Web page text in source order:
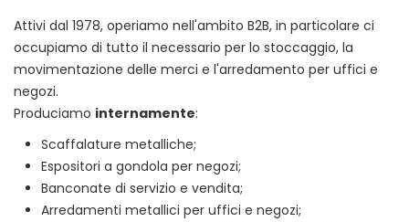
Attivi dal 1978, operiamo nell'ambito B2B, in particolare ci
occupiamo di tutto il necessario per lo stoccaggio, la
movimentazione delle merci e l'arredamento per uffici e
negozi.
Produciamo internamente:
Scaffalature metalliche;
Espositori a gondola per negozi;
Banconate di servizio e vendita;
Arredamenti metallici per uffici e negozi;